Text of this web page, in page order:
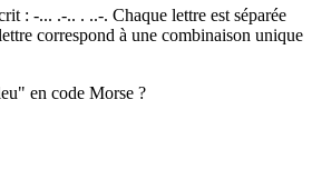
: -... .-.. . ..-. Chaque lettre est séparée
correspond à une combinaison unique
en code Morse ?